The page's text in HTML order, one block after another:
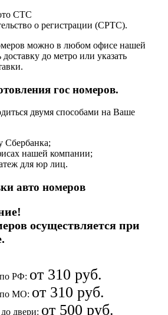
СТС
о регистрации (СРТС).
можно в любом офисе нашей
до метро или указать
гос номеров.
двумя способами на Ваше
Сбербанка;
нашей компании;
для юр лиц.
авто номеров
осуществляется при
.
РФ: от 310 руб.
МО: от 310 руб.
двери: от 500 руб.